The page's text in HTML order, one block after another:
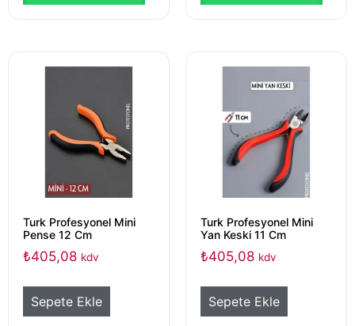
Turk Profesyonel Mini
Pense 12 Cm
₺405,08 kdv
Sepete Ekle
Turk Profesyonel Mini
Yan Keski 11 Cm
₺405,08 kdv
Sepete Ekle